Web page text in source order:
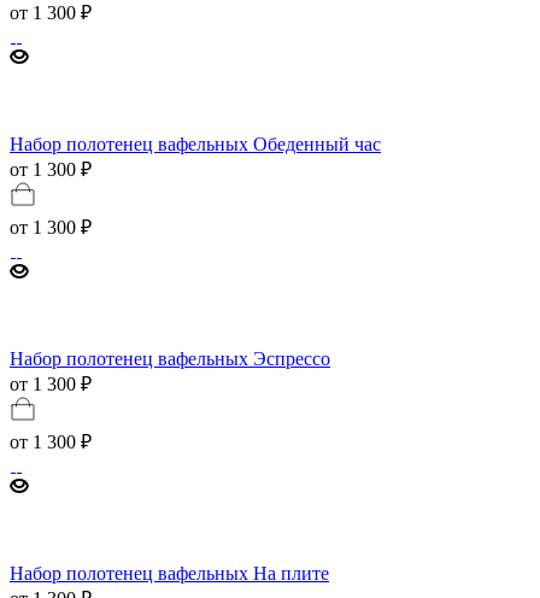
от 1 300 ₽
Набор полотенец вафельных Обеденный час
от 1 300 ₽
от 1 300 ₽
Набор полотенец вафельных Эспрессо
от 1 300 ₽
от 1 300 ₽
Набор полотенец вафельных На плите